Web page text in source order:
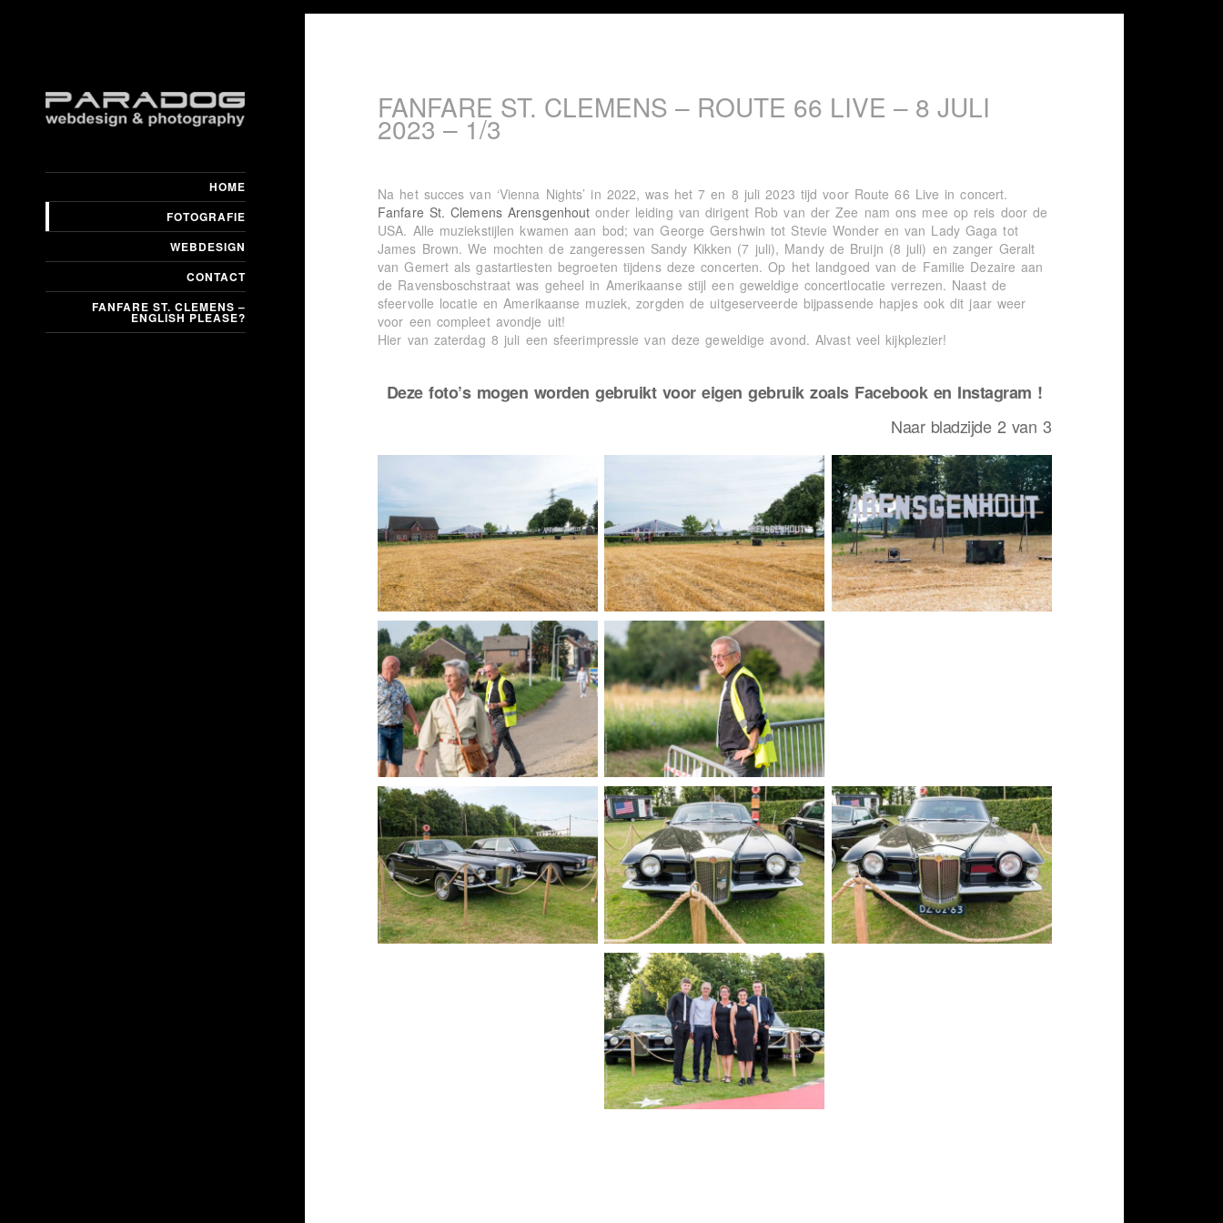
HOME
FOTOGRAFIE
WEBDESIGN
CONTACT
FANFARE ST. CLEMENS –
ENGLISH PLEASE?
FANFARE ST. CLEMENS – ROUTE 66 LIVE – 8 JULI
2023 – 1/3
Na het succes van ‘Vienna Nights’ in 2022, was het 7 en 8 juli 2023 tijd voor Route 66 Live in concert.
Fanfare St. Clemens Arensgenhout onder leiding van dirigent Rob van der Zee nam ons mee op reis door de
USA. Alle muziekstijlen kwamen aan bod; van George Gershwin tot Stevie Wonder en van Lady Gaga tot
James Brown. We mochten de zangeressen Sandy Kikken (7 juli), Mandy de Bruijn (8 juli) en zanger Geralt
van Gemert als gastartiesten begroeten tijdens deze concerten. Op het landgoed van de Familie Dezaire aan
de Ravensboschstraat was geheel in Amerikaanse stijl een geweldige concertlocatie verrezen. Naast de
sfeervolle locatie en Amerikaanse muziek, zorgden de uitgeserveerde bijpassende hapjes ook dit jaar weer
voor een compleet avondje uit!
Hier van zaterdag 8 juli een sfeerimpressie van deze geweldige avond. Alvast veel kijkplezier!
Deze foto’s mogen worden gebruikt voor eigen gebruik zoals Facebook en Instagram !
Naar bladzijde 2 van 3